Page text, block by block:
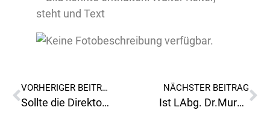
VORHERIGER BEITRAG
Sollte die Direktorin einer Volksschule nicht unparteiisch sein!
NÄCHSTER BEITRAG
Ist LAbg. Dr.Murgg von den Kommunisten eigentlich noch glaubwürdig?